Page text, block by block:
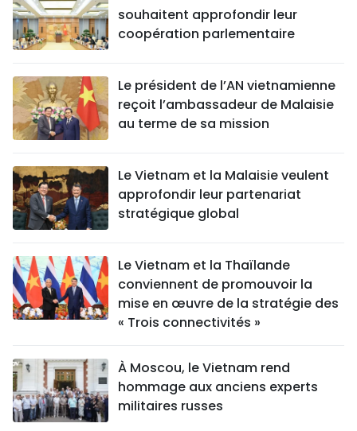
souhaitent approfondir leur
coopération parlementaire
Le président de l’AN vietnamienne
reçoit l’ambassadeur de Malaisie
au terme de sa mission
Le Vietnam et la Malaisie veulent
approfondir leur partenariat
stratégique global
Le Vietnam et la Thaïlande
conviennent de promouvoir la
mise en œuvre de la stratégie des
« Trois connectivités »
À Moscou, le Vietnam rend
hommage aux anciens experts
militaires russes